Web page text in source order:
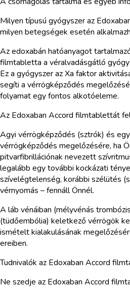
Milyen típusú gyógyszer az
milyen betegségek esetén
Az edoxabán hatóanyagot
filmtabletta a véralvadásgátló
Ez a gyógyszer az Xa faktor
segíti a vérrögképződés
folyamat egy fontos alkotóeleme.
Az Edoxaban Accord filmtablettát
Agyi vérrögképződés (sztrók) és
vérrögképződés megelőzésére, ha
pitvarfibrillációnak nevezett
legalább egy további kockázati
szívelégtelenség, korábbi szélütés
vérnyomás – fennáll Önnél.
A láb vénáiban (mélyvénás
(tüdőembólia) keletkező vérrögök
ismételt kialakulásának
ereiben.
Tudnivalók az Edoxaban Accord
Ne szedje az Edoxaban Accord